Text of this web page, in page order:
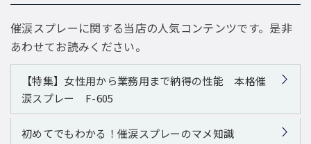
催涙スプレーに関する当店の人気コンテンツです。是非
あわせてお読みください。
【特集】女性用から業務用まで納得の性能 本格催
涙スプレー F-605
初めてでもわかる！催涙スプレーのマメ知識